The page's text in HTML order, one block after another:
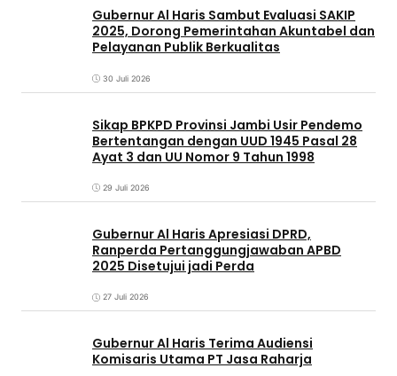
Gubernur Al Haris Sambut Evaluasi SAKIP
2025, Dorong Pemerintahan Akuntabel dan
Pelayanan Publik Berkualitas
30 Juli 2026
Sikap BPKPD Provinsi Jambi Usir Pendemo
Bertentangan dengan UUD 1945 Pasal 28
Ayat 3 dan UU Nomor 9 Tahun 1998
29 Juli 2026
Gubernur Al Haris Apresiasi DPRD,
Ranperda Pertanggungjawaban APBD
2025 Disetujui jadi Perda
27 Juli 2026
Gubernur Al Haris Terima Audiensi
Komisaris Utama PT Jasa Raharja